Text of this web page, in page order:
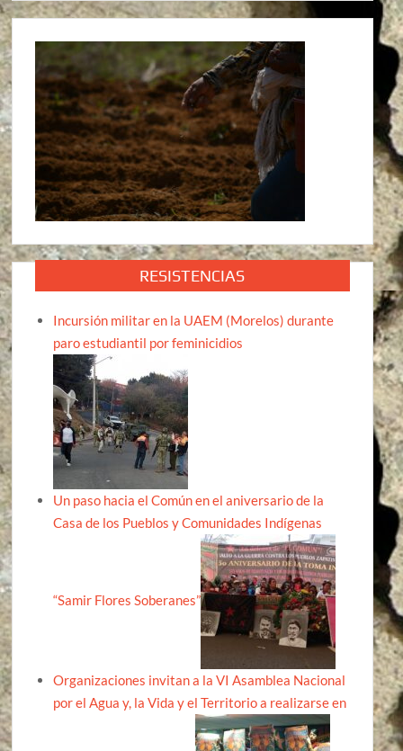
RESISTENCIAS
Incursión militar en la UAEM (Morelos) durante
paro estudiantil por feminicidios
Un paso hacia el Común en el aniversario de la
Casa de los Pueblos y Comunidades Indígenas
“Samir Flores Soberanes”
Organizaciones invitan a la VI Asamblea Nacional
por el Agua y, la Vida y el Territorio a realizarse en